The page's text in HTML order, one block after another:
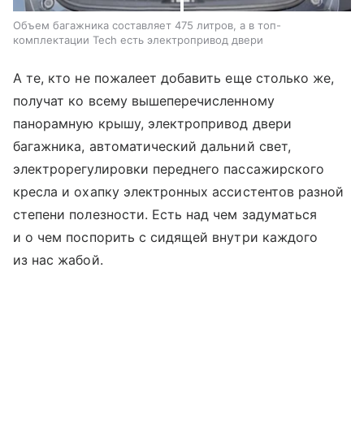
Объем багажника составляет 475 литров, а в топ-
комплектации Tech есть электропривод двери
А те, кто не пожалеет добавить еще столько же,
получат ко всему вышеперечисленному
панорамную крышу, электропривод двери
багажника, автоматический дальний свет,
электрорегулировки переднего пассажирского
кресла и охапку электронных ассистентов разной
степени полезности. Есть над чем задуматься
и о чем поспорить с сидящей внутри каждого
из нас жабой.